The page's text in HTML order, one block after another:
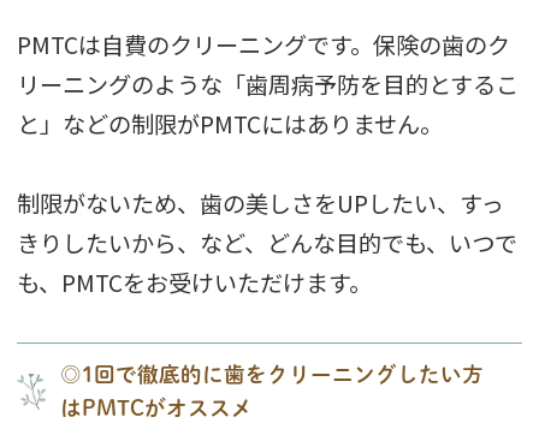
PMTCは自費のクリーニングです。保険の歯のク
リーニングのような「歯周病予防を目的とするこ
と」などの制限がPMTCにはありません。
制限がないため、歯の美しさをUPしたい、すっ
きりしたいから、など、どんな目的でも、いつで
も、PMTCをお受けいただけます。
◎1回で徹底的に歯をクリーニングしたい方
はPMTCがオススメ